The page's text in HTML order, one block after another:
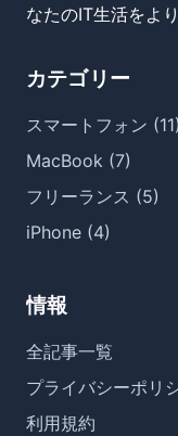
なたのIT生活をよ
カテゴリー
スマートフォン (11)
MacBook (7)
フリーランス (5)
iPhone (4)
情報
全記事一覧
プライバシーポリ
利用規約